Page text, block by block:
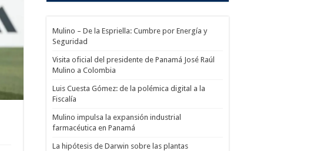
Mulino – De la Espriella: Cumbre por Energía y
Seguridad
Visita oficial del presidente de Panamá José Raúl
Mulino a Colombia
Luis Cuesta Gómez: de la polémica digital a la
Fiscalía
Mulino impulsa la expansión industrial
farmacéutica en Panamá
La hipótesis de Darwin sobre las plantas